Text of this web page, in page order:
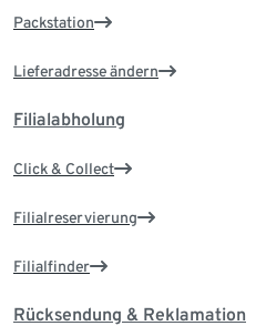
Packstation
Lieferadresse ändern
Filialabholung
Click & Collect
Filialreservierung
Filialfinder
Rücksendung & Reklamation